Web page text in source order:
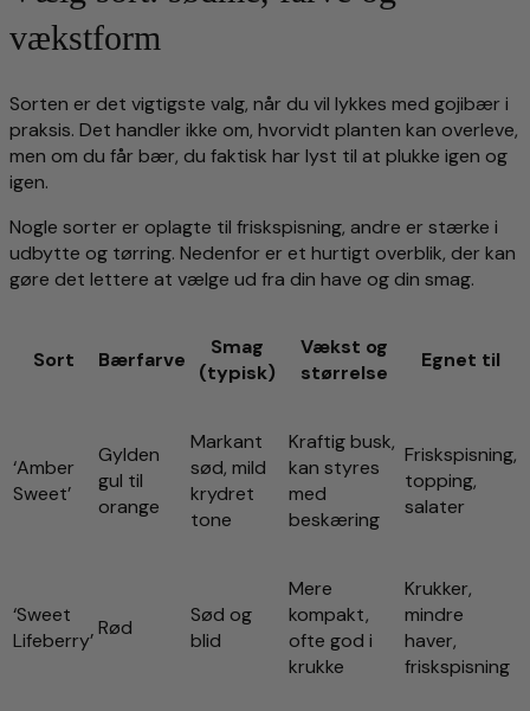
vækstform
Sorten er det vigtigste valg, når du vil lykkes med gojibær i
praksis. Det handler ikke om, hvorvidt planten kan overleve,
men om du får bær, du faktisk har lyst til at plukke igen og
igen.
Nogle sorter er oplagte til friskspisning, andre er stærke i
udbytte og tørring. Nedenfor er et hurtigt overblik, der kan
gøre det lettere at vælge ud fra din have og din smag.
Sort Bærfarve
Smag
(typisk)
Vækst og
størrelse
Egnet til
‘Amber
Sweet’
Gylden
gul til
orange
Markant
sød, mild
krydret
tone
Kraftig busk,
kan styres
med
beskæring
Friskspisning,
topping,
salater
‘Sweet
Lifeberry’
Rød
Sød og
blid
Mere
kompakt,
ofte god i
krukke
Krukker,
mindre
haver,
friskspisning